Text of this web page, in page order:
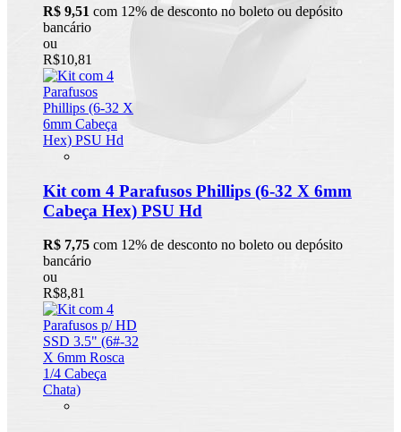
R$ 9,51 com 12% de desconto no boleto ou depósito
bancário
ou
R$10,81
Kit com 4 Parafusos Phillips (6-32 X 6mm
Cabeça Hex) PSU Hd
R$ 7,75 com 12% de desconto no boleto ou depósito
bancário
ou
R$8,81